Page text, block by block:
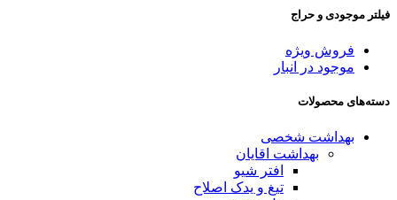
فیلتر موجودی و حراج
فروش ویژه
موجود در انبار
دسته‌های محصولات
بهداشت شخصی
بهداشت اقایان
افتر شیو
تیغ و یدک اصلاح